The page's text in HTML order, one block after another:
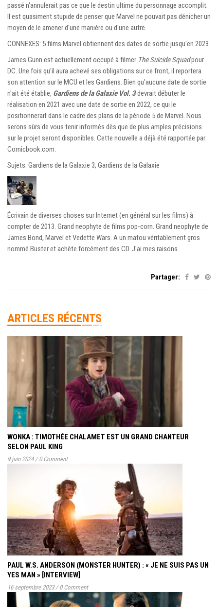
passé n'annulerait pas ce que le destin ultime du personnage accomplit.
Il est quasiment stupide de penser que Marvel ne pouvait pas dénicher un
moyen de le amener d'une manière ou d'une autre.
CONNEXES: 5 films Marvel obtiennent des dates de sortie jusqu'en 2023
James Gunn est actuellement occupé à filmer The Suicide Squadpour
DC. Une fois qu'il aura achevé ses obligations sur ce front, il reportera
son attention sur le MCU et les Gardiens. Bien qu'aucune date de sortie
n'ait été établie, Gardiens de la Galaxie Vol. 3devrait débuter le
réalisation en 2021 avec une date de sortie en 2022, ce qui le
positionnerait dans le cadre des plans de la période 5 de Marvel. Nous
serons sûrs de vous tenir informés dès que de plus amples précisions
sur le projet seront disponibles. Cette nouvelle a déjà été rapportée par
Comicbook.com.
Sujets: Gardiens de la Galaxie 3, Gardiens de la Galaxie
Écrivain de diverses choses sur Internet (en général sur les films) à
compter de 2013. Grand neophyte de films pop-corn. Grand neophyte de
James Bond, Marvel et Vedette Wars. A un matou véritablement gros
nommé Buster et achète forcément des CD. J'ai mes raisons.
Partager:
ARTICLES RÉCENTS
WONKA : TIMOTHÉE CHALAMET EST UN GRAND CHANTEUR
SELON PAUL KING
9 juin 2024 / 0 Comment
PAUL W.S. ANDERSON (MONSTER HUNTER) : « JE NE SUIS PAS UN
YES MAN » [INTERVIEW]
16 septembre 2023 / 0 Comment